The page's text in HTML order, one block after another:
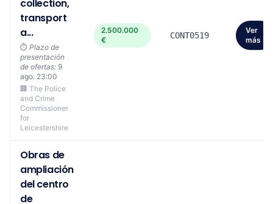
collection,
transport
a...
⏱️ Plazo de
presentación
de ofertas: 9
ago. 23:00
🏢 The Police
and Crime
Commissioner
for
Leicestershire
2.500.000
€
CONT0519
Ver
más
Obras de
ampliación
del centro
de